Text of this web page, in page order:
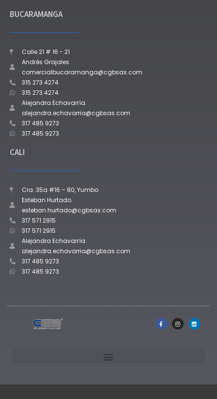
BUCARAMANGA
Calle 21 # 16 - 21
Andrés Grajales.
comercialbucaramanga@cgbsas.com
315 273 4274
315 273 4274
Alejandra Echavarría.
alejandra.echavarria@cgbsas.com
317 485 9273
317 485 9273
CALI
Cra. 35a #16 – 80, Yumbo
Esteban Hurtado.
esteban.hurtado@cgbsas.com
317 571 2915
317 571 2915
Alejandra Echavarría.
alejandra.echavarria@cgbsas.com
317 485 9273
317 485 9273